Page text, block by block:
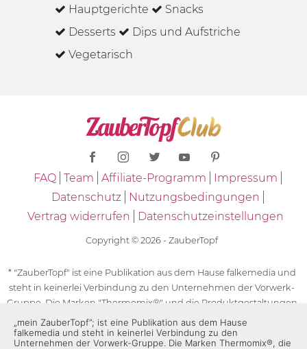
Hauptgerichte
Snacks
Desserts
Dips und Aufstriche
Vegetarisch
FAQ Team Affiliate-Programm
Impressum
Datenschutz
Nutzungsbedingungen
Vertrag widerrufen
Datenschutzeinstellungen
Copyright © 2026 - ZauberTopf
* "ZauberTopf" ist eine Publikation aus dem Hause falkemedia und
steht in keinerlei Verbindung zu den Unternehmen der Vorwerk-
Gruppe. Die Marken "Thermomix®" und die Produktgestaltungen
des "Thermomix®" sind eingetragene Marken der Unternehmen
der Vorwerk-Gruppe. Die Marken Thermomix®, die Zeichen TM5®,
„mein ZauberTopf”; ist eine Publikation aus dem Hause
falkemedia und steht in keinerlei Verbindung zu den
Unternehmen der Vorwerk-Gruppe. Die Marken Thermomix®, die